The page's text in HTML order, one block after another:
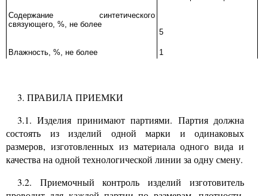
Содержание синтетического
связующего, %, не более
5
Влажность, %, не более 1
3. ПРАВИЛА ПРИЕМКИ
3.1. Изделия принимают партиями. Партия должна
состоять из изделий одной марки и одинаковых
размеров, изготовленных из материала одного вида и
качества на одной технологической линии за одну смену.
3.2. Приемочный контроль изделий изготовитель